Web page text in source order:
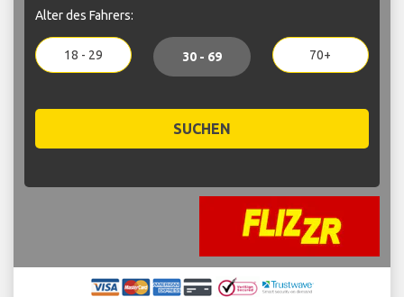
Alter des Fahrers:
18 - 29 30 - 69 70+
SUCHEN